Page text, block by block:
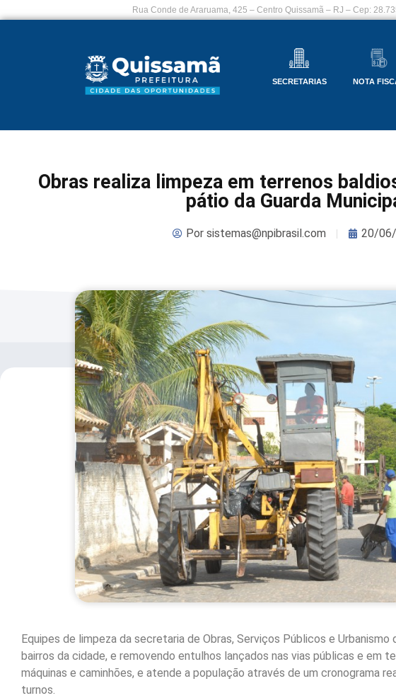
Rua Conde de Araruama, 425 – Centro Quissamã – RJ – Cep:
SECRETARIAS NOTA
Obras realiza limpeza em terrenos
pátio da Guarda
Porsistemas@npibrasil.com 20/
Equipes de limpeza da secretaria de Obras, Serviços Públicos e
bairros da cidade, e removendo entulhos lançados nas vias públicas e em
máquinas e caminhões, e atende a população através de um cronograma
turnos.